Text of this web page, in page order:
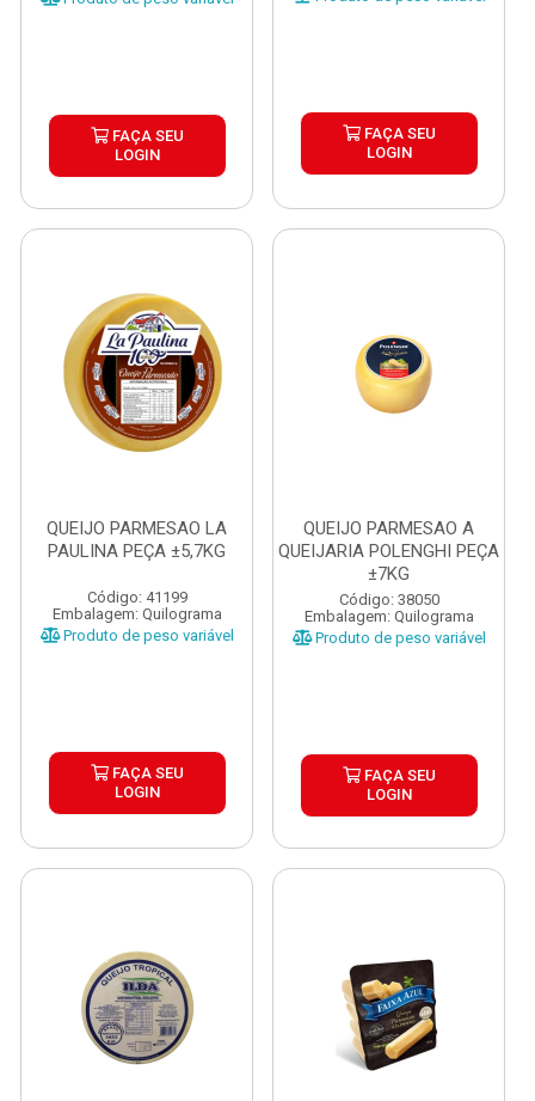
FAÇA SEU
LOGIN
FAÇA SEU
LOGIN
QUEIJO PARMESAO LA
PAULINA PEÇA ±5,7KG
Código: 41199
Embalagem: Quilograma
Produto de peso variável
FAÇA SEU
LOGIN
QUEIJO PARMESAO A
QUEIJARIA POLENGHI PEÇA
±7KG
Código: 38050
Embalagem: Quilograma
Produto de peso variável
FAÇA SEU
LOGIN